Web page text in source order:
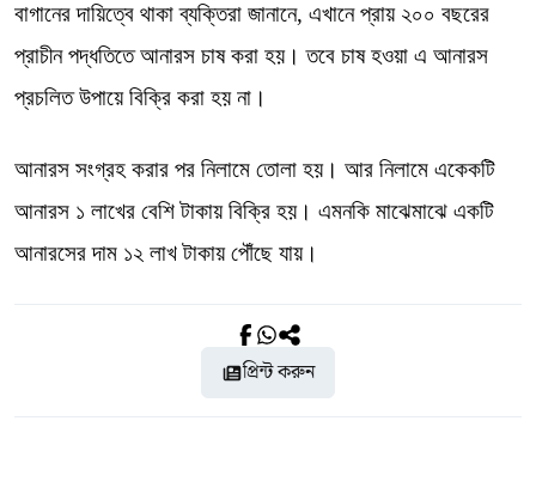
বাগানের দায়িত্বে থাকা ব্যক্তিরা জানানে, এখানে প্রায় ২০০ বছরের
প্রাচীন পদ্ধতিতে আনারস চাষ করা হয়। তবে চাষ হওয়া এ আনারস
প্রচলিত উপায়ে বিক্রি করা হয় না।
আনারস সংগ্রহ করার পর নিলামে তোলা হয়। আর নিলামে একেকটি
আনারস ১ লাখের বেশি টাকায় বিক্রি হয়। এমনকি মাঝেমাঝে একটি
আনারসের দাম ১২ লাখ টাকায় পৌঁছে যায়।
প্রিন্ট করুন